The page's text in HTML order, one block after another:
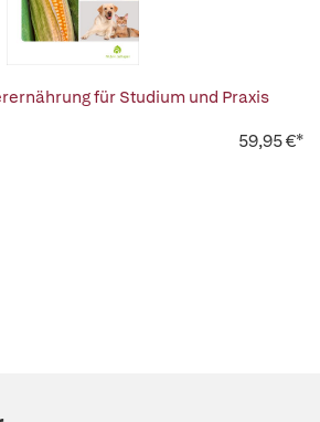
für Studium und Praxis
59,95 €*